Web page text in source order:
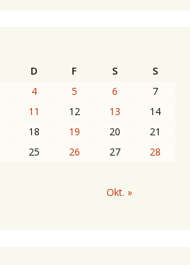
D F S
S
4 5 6
7
11 12 13
14
18 19 20
21
25 26 27
28
Okt. »